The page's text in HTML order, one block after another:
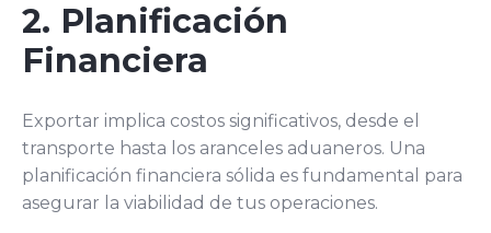
2. Planificación
Financiera
Exportar implica costos significativos, desde el
transporte hasta los aranceles aduaneros. Una
planificación financiera sólida es fundamental para
asegurar la viabilidad de tus operaciones.